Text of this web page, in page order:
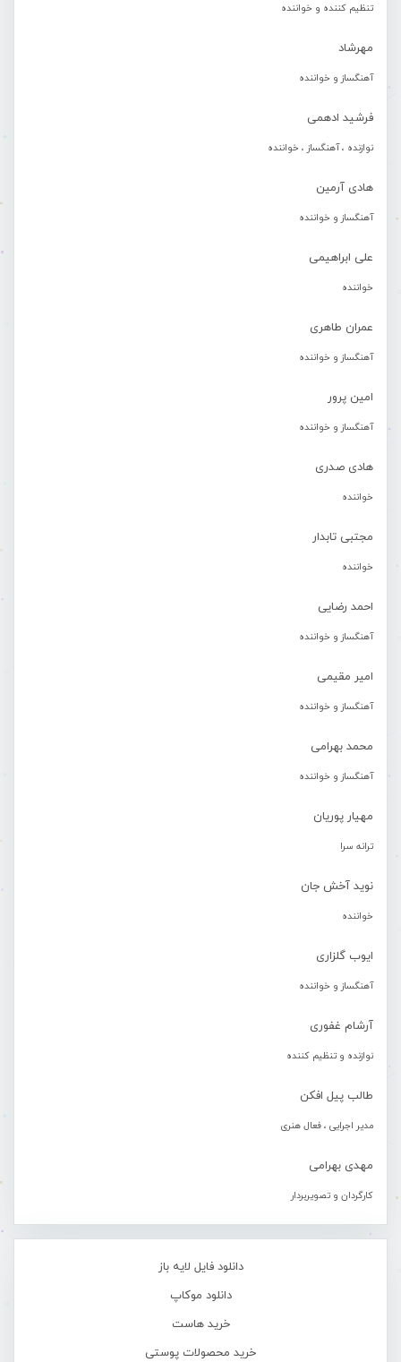
تنظیم کننده و خواننده
مهرشاد
آهنگساز و خواننده
فرشید ادهمی
نوازنده ، آهنگساز ، خواننده
هادی آرمین
آهنگساز و خواننده
علی ابراهیمی
خواننده
عمران طاهری
آهنگساز و خواننده
امین پرور
آهنگساز و خواننده
هادی صدری
خواننده
مجتبی تابدار
خواننده
احمد رضایی
آهنگساز و خواننده
امیر مقیمی
آهنگساز و خواننده
محمد بهرامی
آهنگساز و خواننده
مهیار پوریان
ترانه سرا
نوید آخش جان
خواننده
ایوب گلزاری
آهنگساز و خواننده
آرشام غفوری
نوازنده و تنظیم کننده
طالب پیل افکن
مدیر اجرایی ، فعال هنری
مهدی بهرامی
کارگردان و تصویربردار
دانلود فایل لایه باز
دانلود موکاپ
خرید هاست
خرید محصولات پوستی